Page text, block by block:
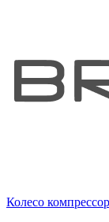
Колесо